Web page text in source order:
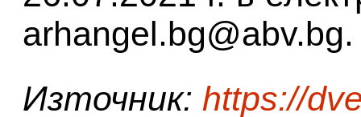
arhangel.bg@abv.bg.
Източник: https://